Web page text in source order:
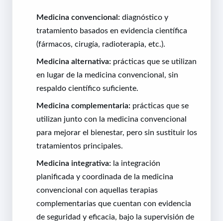
Medicina convencional: diagnóstico y
tratamiento basados en evidencia científica
(fármacos, cirugía, radioterapia, etc.).
Medicina alternativa: prácticas que se utilizan
en lugar de la medicina convencional, sin
respaldo científico suficiente.
Medicina complementaria: prácticas que se
utilizan junto con la medicina convencional
para mejorar el bienestar, pero sin sustituir los
tratamientos principales.
Medicina integrativa: la integración
planificada y coordinada de la medicina
convencional con aquellas terapias
complementarias que cuentan con evidencia
de seguridad y eficacia, bajo la supervisión de